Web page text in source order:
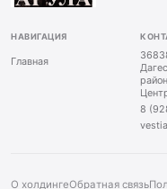
НАВИГАЦИЯ
Главная
8
О холдингеОбратная связь